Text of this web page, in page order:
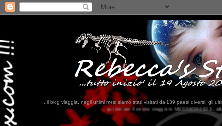
...il blog viaggia, negli ultimi mesi siamo stati visitati da 139 paesi diversi, gli
...qui trovate il nostro viaggio in MESSICO 2023...clikka qui !!!